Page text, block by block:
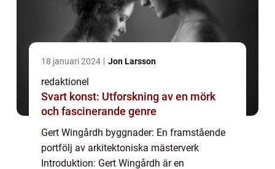
18 januari 2024 Jon Larsson
redaktionel
Svart konst: Utforskning av en mörk
och fascinerande genre
Gert Wingårdh byggnader: En framstående
portfölj av arkitektoniska mästerverk
Introduktion: Gert Wingårdh är en